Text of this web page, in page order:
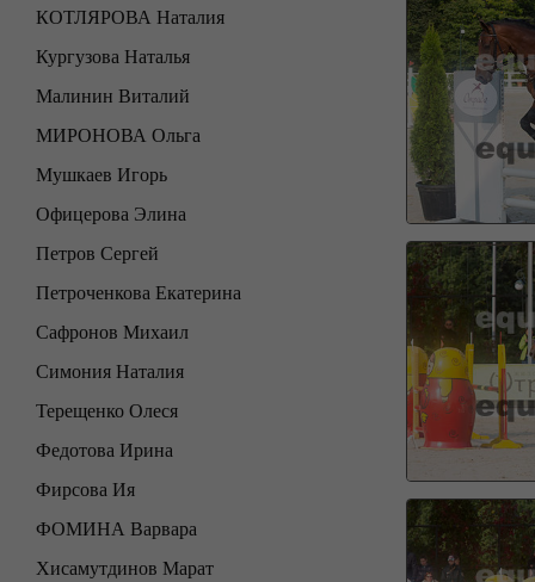
КОТЛЯРОВА Наталия
Кургузова Наталья
Малинин Виталий
МИРОНОВА Ольга
Мушкаев Игорь
Офицерова Элина
Петров Сергей
Петроченкова Екатерина
Сафронов Михаил
Симония Наталия
Терещенко Олеся
Федотова Ирина
Фирсова Ия
ФОМИНА Варвара
Хисамутдинов Марат